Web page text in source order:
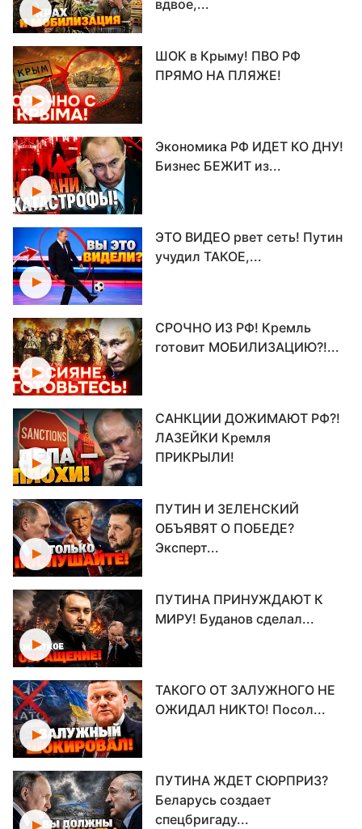
вдвое,...
ШОК в Крыму! ПВО РФ
ПРЯМО НА ПЛЯЖЕ!
Экономика РФ ИДЕТ КО ДНУ!
Бизнес БЕЖИТ из...
ЭТО ВИДЕО рвет сеть! Путин
учудил ТАКОЕ,...
СРОЧНО ИЗ РФ! Кремль
готовит МОБИЛИЗАЦИЮ?!...
САНКЦИИ ДОЖИМАЮТ РФ?!
ЛАЗЕЙКИ Кремля
ПРИКРЫЛИ!
ПУТИН И ЗЕЛЕНСКИЙ
ОБЪЯВЯТ О ПОБЕДЕ?
Эксперт...
ПУТИНА ПРИНУЖДАЮТ К
МИРУ! Буданов сделал...
ТАКОГО ОТ ЗАЛУЖНОГО НЕ
ОЖИДАЛ НИКТО! Посол...
ПУТИНА ЖДЕТ СЮРПРИЗ?
Беларусь создает
спецбригаду...